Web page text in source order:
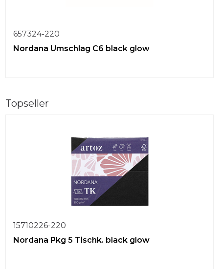
657324-220
Nordana Umschlag C6 black glow
Topseller
15710226-220
Nordana Pkg 5 Tischk. black glow